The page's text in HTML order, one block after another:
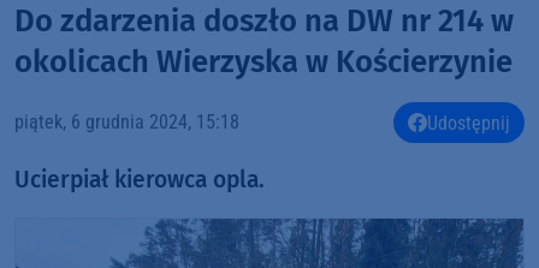
Do zdarzenia doszło na DW nr 214 w
okolicach Wierzyska w Kościerzynie
piątek, 6 grudnia 2024, 15:18 Udostępnij
Ucierpiał kierowca opla.